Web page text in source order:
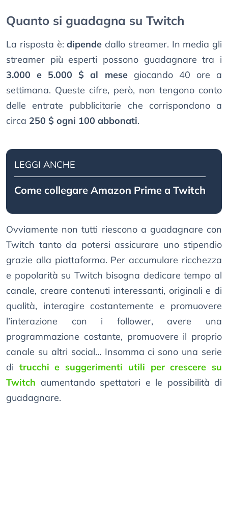
Quanto si guadagna su Twitch
La risposta è:dipende dallo streamer. In media gli
streamer più esperti possono guadagnare tra i
3.000 e 5.000 $ al mesegiocando 40 ore a
settimana. Queste cifre, però, non tengono conto
delle entrate pubblicitarie che corrispondono a
circa 250 $ ogni 100 abbonati.
LEGGI ANCHE
Come collegare Amazon Prime a Twitch
Ovviamente non tutti riescono a guadagnare con
Twitch tanto da potersi assicurare uno stipendio
grazie alla piattaforma. Per accumulare ricchezza
e popolarità su Twitch bisogna dedicare tempo al
canale, creare contenuti interessanti, originali e di
qualità, interagire costantemente e promuovere
l’interazione con i follower, avere una
programmazione costante, promuovere il proprio
canale su altri social… Insomma ci sono una serie
di trucchi e suggerimenti utili per crescere su
Twitch aumentando spettatori e le possibilità di
guadagnare.